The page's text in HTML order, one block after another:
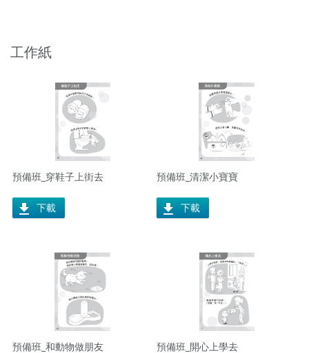
工作紙
預備班_穿鞋子上街去
下載
預備班_清潔小寶寶
下載
預備班_和動物做朋友 預備班_開心上學去